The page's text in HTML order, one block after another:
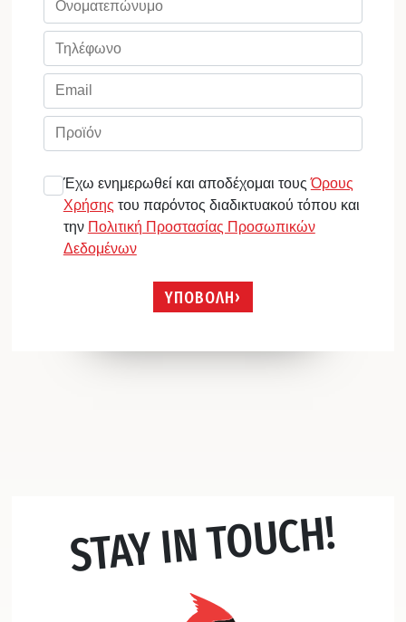
Έχω ενημερωθεί και αποδέχομαι τουςΌρους
Χρήσης του παρόντος διαδικτυακού τόπου και
την Πολιτική Προστασίας Προσωπικών
Δεδομένων
ΥΠΟΒΟΛΗ
STAY IN TOUCH!